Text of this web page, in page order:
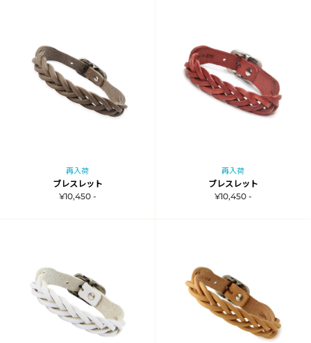
再入荷
ブレスレット
¥10,450 -
再入荷
ブレスレット
¥10,450 -